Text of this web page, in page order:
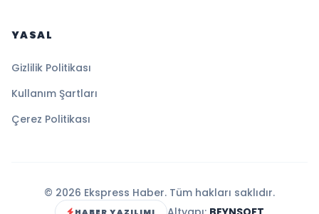
YASAL
Gizlilik Politikası
Kullanım Şartları
Çerez Politikası
© 2026 Ekspress Haber. Tüm hakları saklıdır.
HABER YAZILIMI